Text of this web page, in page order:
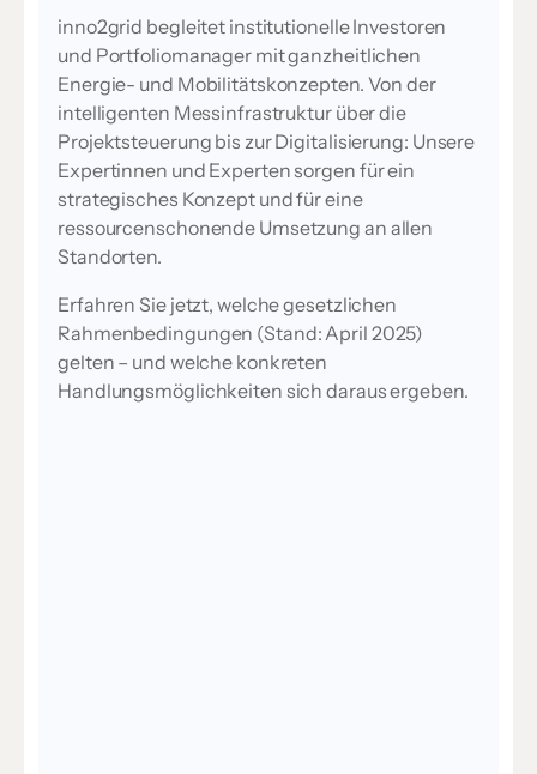
inno2grid begleitet institutionelle Investoren
und Portfoliomanager mit ganzheitlichen
Energie- und Mobilitätskonzepten. Von der
intelligenten Messinfrastruktur über die
Projektsteuerung bis zur Digitalisierung: Unsere
Expertinnen und Experten sorgen für ein
strategisches Konzept und für eine
ressourcenschonende Umsetzung an allen
Standorten.
Erfahren Sie jetzt, welche gesetzlichen
Rahmenbedingungen (Stand: April 2025)
gelten – und welche konkreten
Handlungsmöglichkeiten sich daraus ergeben.